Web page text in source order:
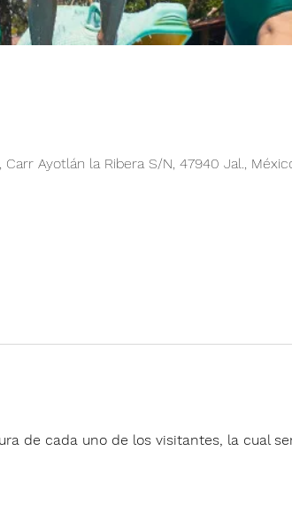
Ayotlán la Ribera S/N, 47940 Jal.,
de cada uno de los visitantes, la cual